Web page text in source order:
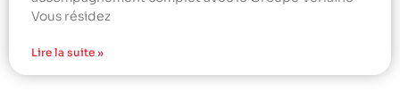
Vous résidez
Lire la suite »